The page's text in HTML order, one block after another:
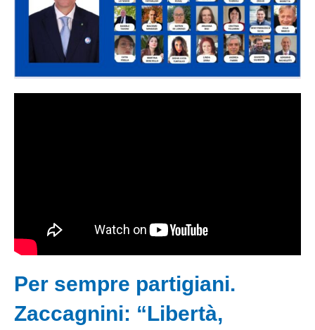
Per sempre partigiani.
Zaccagnini: “Libertà,